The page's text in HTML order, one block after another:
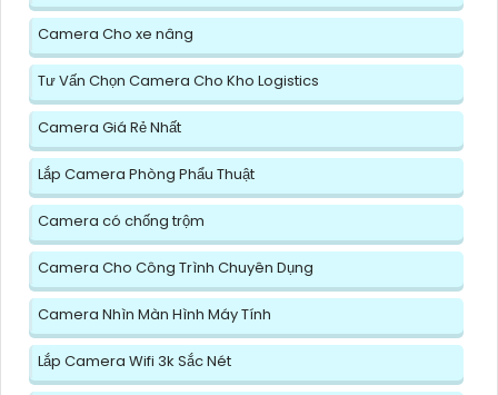
Camera Cho xe nâng
Tư Vấn Chọn Camera Cho Kho Logistics
Camera Giá Rẻ Nhất
Lắp Camera Phòng Phẩu Thuật
Camera có chống trộm
Camera Cho Công Trình Chuyên Dụng
Camera Nhìn Màn Hình Máy Tính
Lắp Camera Wifi 3k Sắc Nét